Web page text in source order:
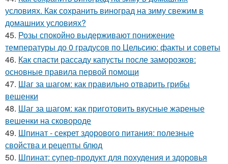
условиях. Как сохранить виноград на зиму свежим в
домашних условиях?
45. Розы спокойно выдерживают понижение
температуры до 0 градусов по Цельсию: факты и советы
46. Как спасти рассаду капусты после заморозков:
основные правила первой помощи
47. Шаг за шагом: как правильно отварить грибы
вешенки
48. Шаг за шагом: как приготовить вкусные жареные
вешенки на сковороде
49. Шпинат - секрет здорового питания: полезные
свойства и рецепты блюд
50. Шпинат: супер-продукт для похудения и здоровья